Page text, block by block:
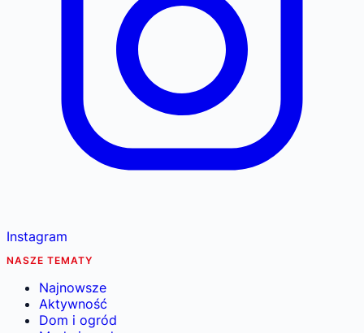
Instagram
NASZE TEMATY
Najnowsze
Aktywność
Dom i ogród